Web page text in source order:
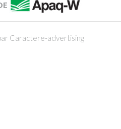
Caractere-advertising